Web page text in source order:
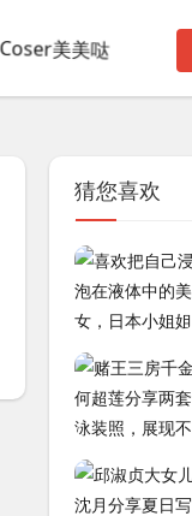
Coser美美哒
猜您喜欢